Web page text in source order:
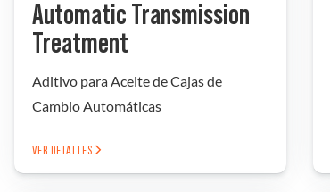
Automatic Transmission
Treatment
Aditivo para Aceite de Cajas de
Cambio Automáticas
VER DETALLES